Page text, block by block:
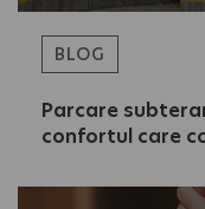
BLOG
Parcare
confortul care